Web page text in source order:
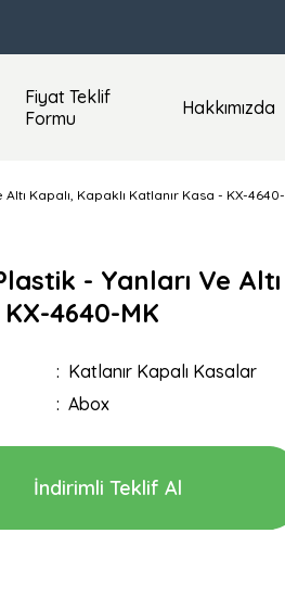
Fiyat Teklif
Formu
Hakkımızda
Kapalı, Kapaklı Katlanır Kasa - KX-
- Yanları Ve
4640-MK
Katlanır Kapalı Kasalar
Abox
İndirimli Teklif Al